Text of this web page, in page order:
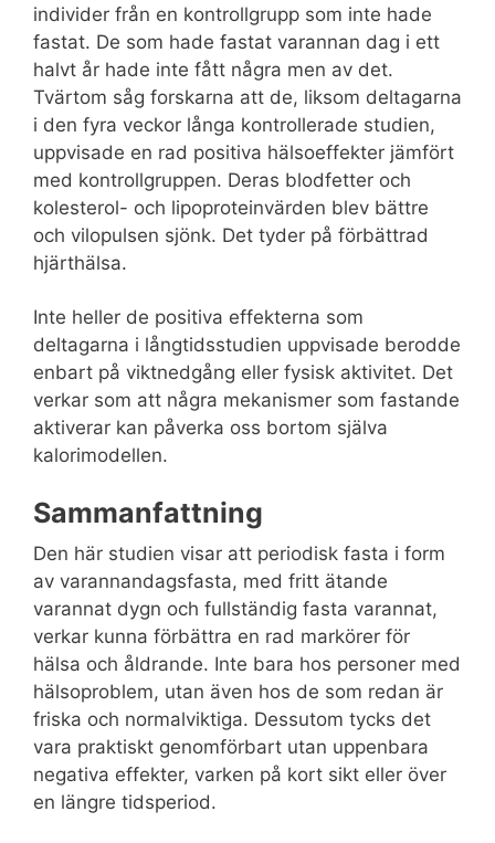
individer från en kontrollgrupp som inte hade
fastat. De som hade fastat varannan dag i ett
halvt år hade inte fått några men av det.
Tvärtom såg forskarna att de, liksom deltagarna
i den fyra veckor långa kontrollerade studien,
uppvisade en rad positiva hälsoeffekter jämfört
med kontrollgruppen. Deras blodfetter och
kolesterol- och lipoproteinvärden blev bättre
och vilopulsen sjönk. Det tyder på förbättrad
hjärthälsa.
Inte heller de positiva effekterna som
deltagarna i långtidsstudien uppvisade berodde
enbart på viktnedgång eller fysisk aktivitet. Det
verkar som att några mekanismer som fastande
aktiverar kan påverka oss bortom själva
kalorimodellen.
Sammanfattning
Den här studien visar att periodisk fasta i form
av varannandagsfasta, med fritt ätande
varannat dygn och fullständig fasta varannat,
verkar kunna förbättra en rad markörer för
hälsa och åldrande. Inte bara hos personer med
hälsoproblem, utan även hos de som redan är
friska och normalviktiga. Dessutom tycks det
vara praktiskt genomförbart utan uppenbara
negativa effekter, varken på kort sikt eller över
en längre tidsperiod.